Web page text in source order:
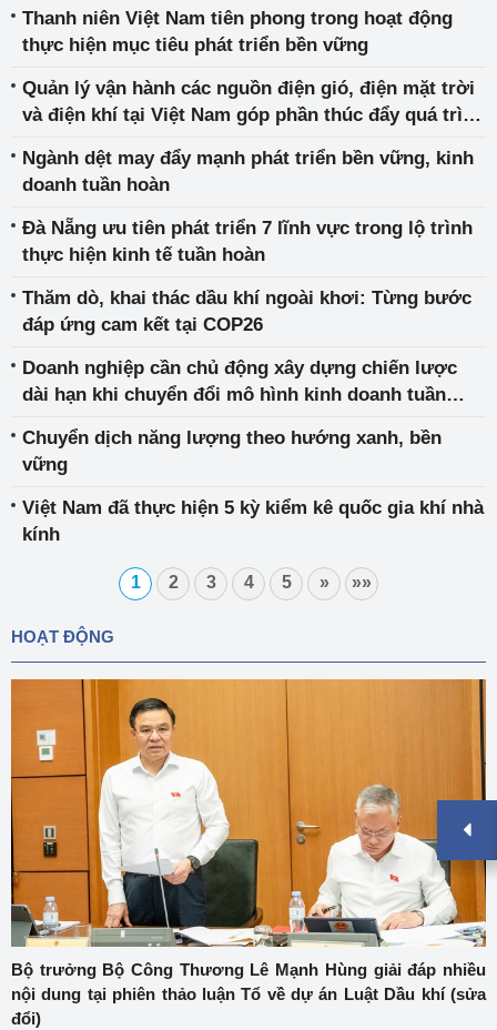
Thanh niên Việt Nam tiên phong trong hoạt động
thực hiện mục tiêu phát triển bền vững
Quản lý vận hành các nguồn điện gió, điện mặt trời
và điện khí tại Việt Nam góp phần thúc đẩy quá trình
Ngành dệt may đẩy mạnh phát triển bền vững, kinh
doanh tuần hoàn
Đà Nẵng ưu tiên phát triển 7 lĩnh vực trong lộ trình
thực hiện kinh tế tuần hoàn
Thăm dò, khai thác dầu khí ngoài khơi: Từng bước
đáp ứng cam kết tại COP26
Doanh nghiệp cần chủ động xây dựng chiến lược
dài hạn khi chuyển đổi mô hình kinh doanh tuần
Chuyển dịch năng lượng theo hướng xanh, bền
vững
Việt Nam đã thực hiện 5 kỳ kiểm kê quốc gia khí nhà
kính
1 2 3 4 5 » »»
HOẠT ĐỘNG
Bộ trưởng Bộ Công Thương Lê Mạnh Hùng giải đáp nhiều
nội dung tại phiên thảo luận Tổ về dự án Luật Dầu khí (sửa
đổi)